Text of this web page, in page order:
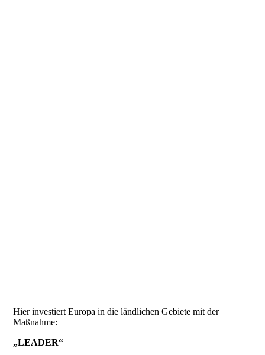
Hier investiert Europa in die ländlichen Gebiete mit der
Maßnahme:
„LEADER“